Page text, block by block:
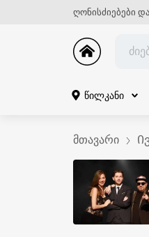
ღონისძიებები
წილკანი
მთავარი